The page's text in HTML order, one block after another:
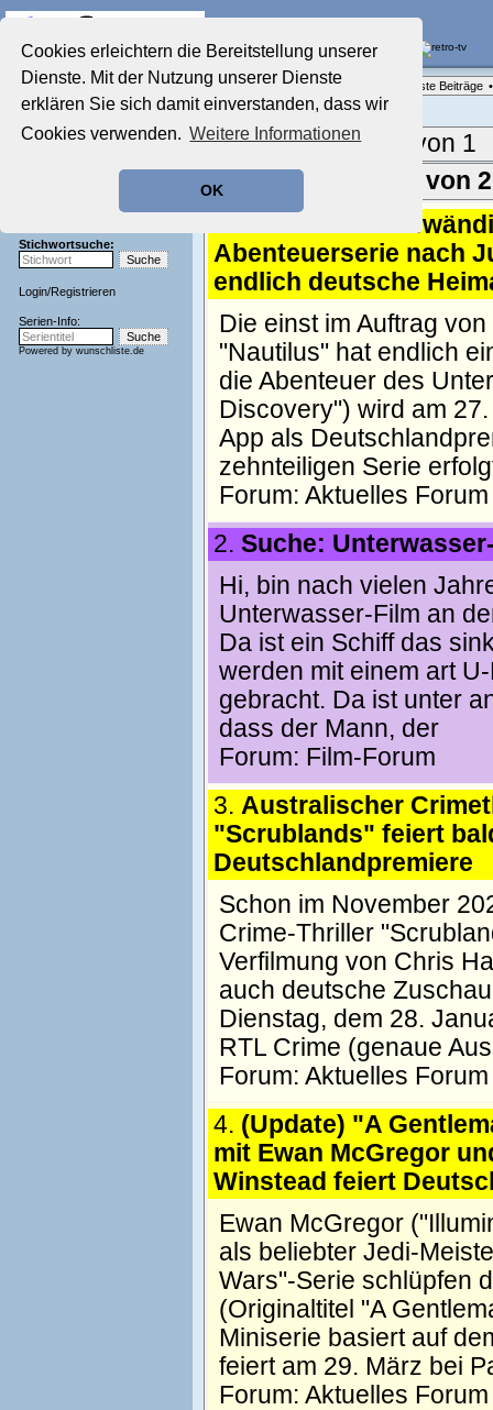
Cookies erleichtern die Bereitstellung unserer
Dienste. Mit der Nutzung unserer Dienste
erklären Sie sich damit einverstanden, dass wir
Cookies verwenden. Weitere Informationen
OK
Startseite
Aktuelles Forum
Film-Forum
Zeichentrick-Forum
Stichwortsuche:
Login/Registrieren
Serien-Info:
Powered by wunschliste.de
Forenliste • Themenübersicht Neueste Beiträge •
Aktuelle Seite:
1 von 1
Ergebnisse 1 - 27 von
"Nautilus":
Abenteuerserie nach
endlich deutsche
Die einst im Auftrag
"Nautilus" hat endlich
die Abenteuer des
Discovery") wird am
App als
zehnteiligen Serie
Forum: Aktuelles Forum
2. Suche:
Hi, bin nach vielen
Unterwasser-Film an
Da ist ein Schiff das
werden mit einem art
gebracht. Da ist unter
dass der Mann, der
Forum: Film-Forum
3. Australischer
"Scrublands" feiert
Deutschlandpremiere
Schon im November
Crime-Thriller
Verfilmung von Chris
auch deutsche
Dienstag, dem 28.
RTL Crime (genaue
Forum: Aktuelles Forum
4. (Update) "A
mit Ewan McGregor
Winstead feiert
Ewan McGregor
als beliebter Jedi-
Wars"-Serie schlüpfen
(Originaltitel "A
Miniserie basiert auf
feiert am 29. März bei
Forum: Aktuelles Forum